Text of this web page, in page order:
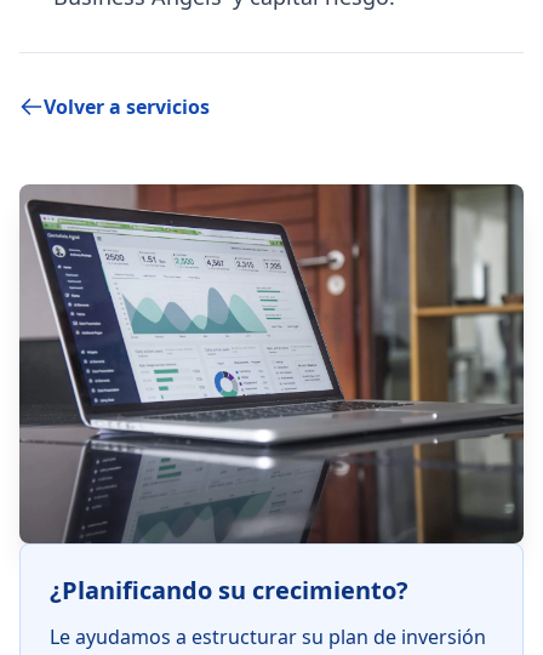
Volver a servicios
¿Planificando su crecimiento?
Le ayudamos a estructurar su plan de inversión